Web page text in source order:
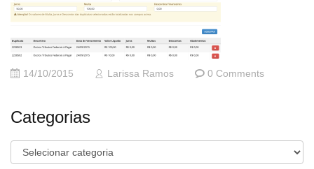
14/10/2015 Larissa Ramos 0 Comments
Categorias
Categorias